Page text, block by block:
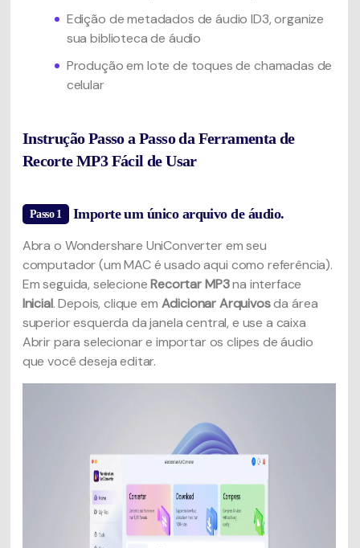
Edição de metadados de áudio ID3, organize
sua biblioteca de áudio
Produção em lote de toques de chamadas de
celular
Instrução Passo a Passo da Ferramenta de
Recorte MP3 Fácil de Usar
Passo 1 Importe um único arquivo de áudio.
Abra o Wondershare UniConverter em seu
computador (um MAC é usado aqui como referência).
Em seguida, selecioneRecortar MP3na interface
Inicial. Depois, clique em Adicionar Arquivosda área
superior esquerda da janela central, e use a caixa
Abrir para selecionar e importar os clipes de áudio
que você deseja editar.